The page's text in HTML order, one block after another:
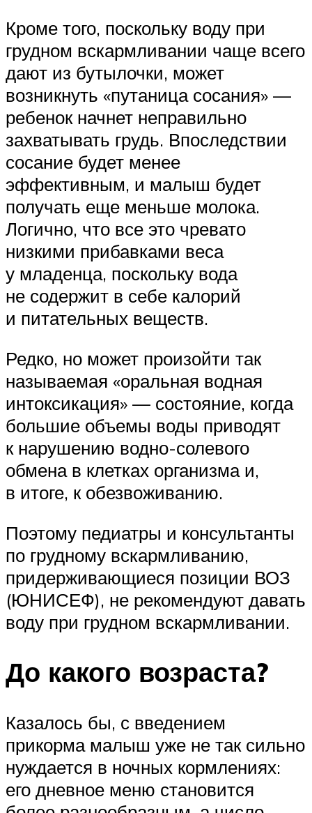
Кроме того, поскольку воду при
грудном вскармливании чаще всего
дают из бутылочки, может
возникнуть «путаница сосания» —
ребенок начнет неправильно
захватывать грудь. Впоследствии
сосание будет менее
эффективным, и малыш будет
получать еще меньше молока.
Логично, что все это чревато
низкими прибавками веса
у младенца, поскольку вода
не содержит в себе калорий
и питательных веществ.
Редко, но может произойти так
называемая «оральная водная
интоксикация» — состояние, когда
большие объемы воды приводят
к нарушению водно-солевого
обмена в клетках организма и,
в итоге, к обезвоживанию.
Поэтому педиатры и консультанты
по грудному вскармливанию,
придерживающиеся позиции ВОЗ
(ЮНИСЕФ), не рекомендуют давать
воду при грудном вскармливании.
До какого возраста?
Казалось бы, с введением
прикорма малыш уже не так сильно
нуждается в ночных кормлениях:
его дневное меню становится